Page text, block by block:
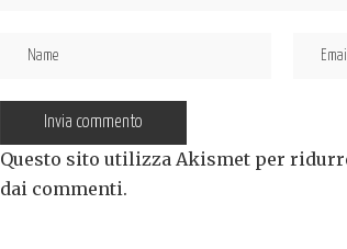
Questo sito utilizza Akismet per
dai commenti.